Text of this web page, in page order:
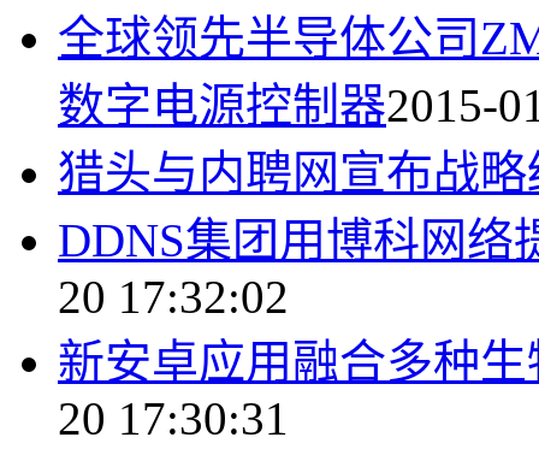
全球领先半导体公司
数字电源控制器2015-
猎头与内聘网宣布战略
DDNS集团用博科网络
20 17:32:02
新安卓应用融合多种
20 17:30:31